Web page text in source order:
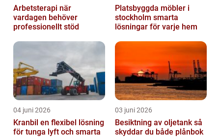
Arbetsterapi när
vardagen behöver
professionellt stöd
Platsbyggda möbler i
stockholm smarta
lösningar för varje hem
04 juni 2026
Kranbil en flexibel lösning
för tunga lyft och smarta
03 juni 2026
Besiktning av oljetank så
skyddar du både plånbok